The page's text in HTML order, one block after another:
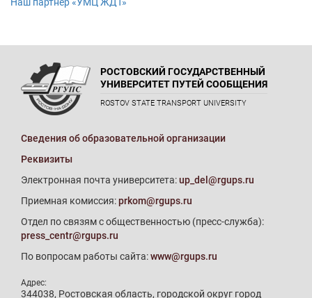
Наш партнер «УМЦ ЖДТ»
РОСТОВСКИЙ ГОСУДАРСТВЕННЫЙ
УНИВЕРСИТЕТ ПУТЕЙ СООБЩЕНИЯ
ROSTOV STATE TRANSPORT UNIVERSITY
Сведения об образовательной организации
Реквизиты
Электронная почта университета:up_del@rgups.ru
Приемная комиссия:prkom@rgups.ru
Отдел по связям с общественностью (пресс-служба):
press_centr@rgups.ru
По вопросам работы сайта:www@rgups.ru
Адрес:
344038, Ростовская область, городской округ город